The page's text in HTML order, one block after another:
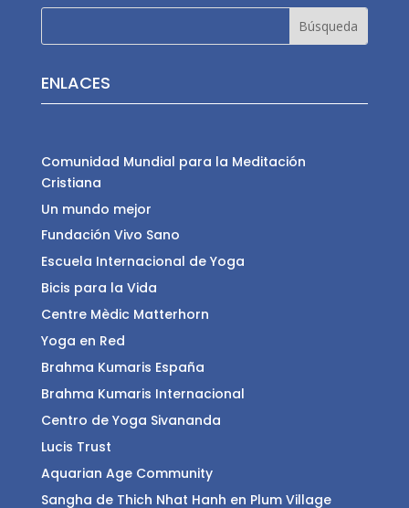
ENLACES
Comunidad Mundial para la Meditación
Cristiana
Un mundo mejor
Fundación Vivo Sano
Escuela Internacional de Yoga
Bicis para la Vida
Centre Mèdic Matterhorn
Yoga en Red
Brahma Kumaris España
Brahma Kumaris Internacional
Centro de Yoga Sivananda
Lucis Trust
Aquarian Age Community
Sangha de Thich Nhat Hanh en Plum Village